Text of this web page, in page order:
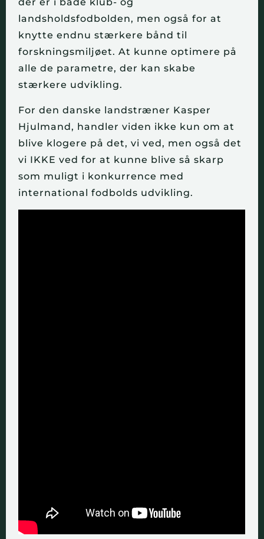
der er i både klub- og
landsholdsfodbolden, men også for at
knytte endnu stærkere bånd til
forskningsmiljøet. At kunne optimere på
alle de parametre, der kan skabe
stærkere udvikling.
For den danske landstræner Kasper
Hjulmand, handler viden ikke kun om at
blive klogere på det, vi ved, men også det
vi IKKE ved for at kunne blive så skarp
som muligt i konkurrence med
international fodbolds udvikling.